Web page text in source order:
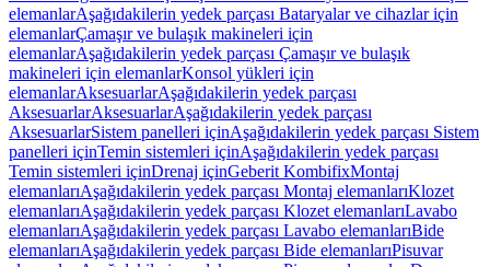
elemanlarAşağıdakilerin yedek parçası Bataryalar ve cihazlar için
elemanlarÇamaşır ve bulaşık makineleri için
elemanlarAşağıdakilerin yedek parçası Çamaşır ve bulaşık
makineleri için elemanlarKonsol yükleri için
elemanlarAksesuarlarAşağıdakilerin yedek parçası
AksesuarlarAksesuarlarAşağıdakilerin yedek parçası
AksesuarlarSistem panelleri içinAşağıdakilerin yedek parçası Sistem
panelleri içinTemin sistemleri içinAşağıdakilerin yedek parçası
Temin sistemleri içinDrenaj içinGeberit KombifixMontaj
elemanlarıAşağıdakilerin yedek parçası Montaj elemanlarıKlozet
elemanlarıAşağıdakilerin yedek parçası Klozet elemanlarıLavabo
elemanlarıAşağıdakilerin yedek parçası Lavabo elemanlarıBide
elemanlarıAşağıdakilerin yedek parçası Bide elemanlarıPisuvar